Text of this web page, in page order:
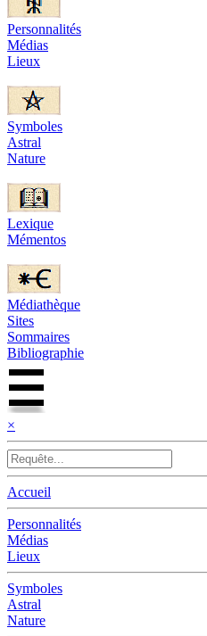
Personnalités
Médias
Lieux
Symboles
Astral
Nature
Lexique
Mémentos
Médiathèque
Sites
Sommaires
Bibliographie
×
Accueil
Personnalités
Médias
Lieux
Symboles
Astral
Nature